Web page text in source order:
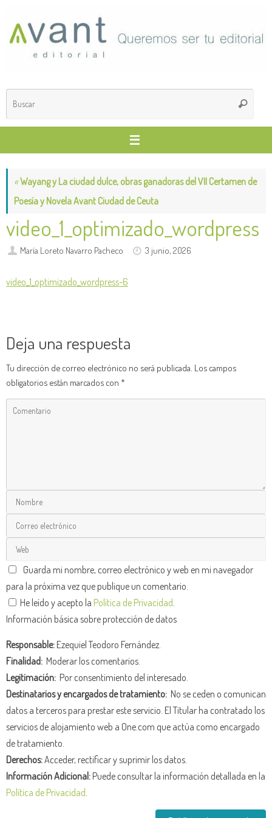
contenido
Buscar
«Wayang y La ciudad dulce, obras ganadoras del VII Certamen de
Poesía y Novela Avant Ciudad de Ceuta
video_1_optimizado_wordpress
María Loreto Navarro Pacheco 3 junio, 2026
video_1_optimizado_wordpress-6
Deja una respuesta
Tu dirección de correo electrónico no será publicada. Los campos
obligatorios están marcados con *
Guarda mi nombre, correo electrónico y web en mi navegador
para la próxima vez que publique un comentario.
He leído y acepto la Política de Privacidad
Información básica sobre protección de datos
Responsable:Ezequiel Teodoro Fernández.
Finalidad: Moderar los comentarios.
Legitimación: Por consentimiento del interesado.
Destinatarios y encargados de tratamiento: No se ceden o comunican
datos a terceros para prestar este servicio. El Titular ha contratado los
servicios de alojamiento web a One.com que actúa como encargado
de tratamiento.
Derechos:Acceder, rectificar y suprimir los datos.
Información Adicional:Puede consultar la información detallada en la
Política de Privacidad